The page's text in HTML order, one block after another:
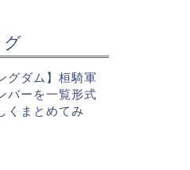
グダム】桓騎軍
バーを一覧形式
くまとめてみ